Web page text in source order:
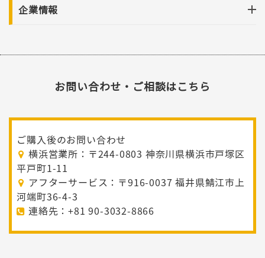
企業情報
お問い合わせ・ご相談はこちら
ご購入後のお問い合わせ
横浜営業所：〒244-0803 神奈川県横浜市戸塚区
平戸町1-11
アフターサービス：〒916-0037 福井県鯖江市上
河端町36-4-3
連絡先：+81 90-3032-8866